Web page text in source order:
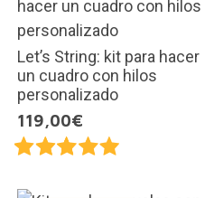
Let’s String: kit para hacer
un cuadro con hilos
personalizado
119,00€